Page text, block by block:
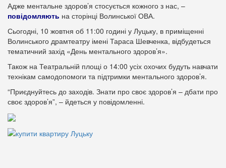
Адже ментальне здоров’я стосується кожного з нас, –
повідомляють на сторінці Волинської ОВА.
Сьогодні, 10 жовтня об 11:00 годині у Луцьку, в приміщенні
Волинського драмтеатру імені Тараса Шевченка, відбудеться
тематичний захід «День ментального здоров’я».
Також на Театральній площі о 14:00 усіх охочих будуть навчати
технікам самодопомоги та підтримки ментального здоров’я.
“Приєднуйтесь до заходів. Знати про своє здоров’я – дбати про
своє здоров’я”, – йдеться у повідомленні.